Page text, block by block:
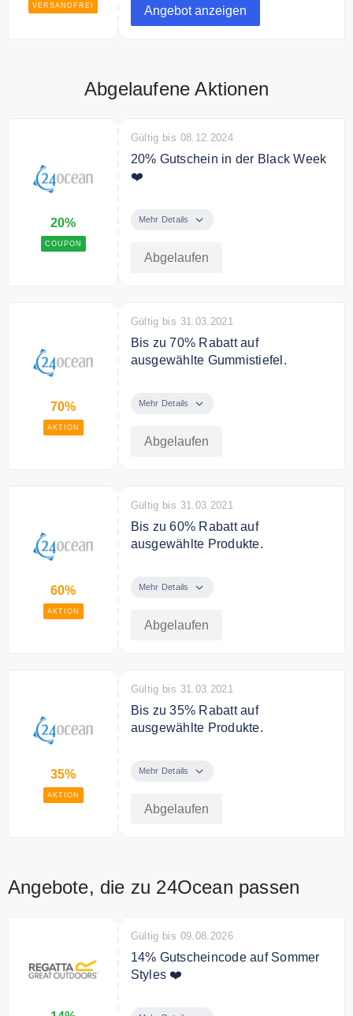
VERSANDFREI Angebot anzeigen
Abgelaufene Aktionen
20%
COUPON
Gültig bis 08.12.2024
20% Gutschein in der Black Week
❤️
Week mit dem Code.
Mehr Details
Abgelaufen
70%
AKTION
Gültig bis 31.03.2021
Bis zu 70% Rabatt auf
ausgewählte Gummistiefel.
ausgewählte Gummistiefel.
Mehr Details
Abgelaufen
60%
AKTION
Gültig bis 31.03.2021
Bis zu 60% Rabatt auf
ausgewählte Produkte.
ausgewählte Produkte.
Mehr Details
Abgelaufen
35%
AKTION
Gültig bis 31.03.2021
Bis zu 35% Rabatt auf
ausgewählte Produkte.
ausgewählte Produkte.
Mehr Details
Abgelaufen
Angebote, die zu 24Ocean passen
Gültig bis 09.08.2026
14% Gutscheincode auf Sommer
Styles ❤️